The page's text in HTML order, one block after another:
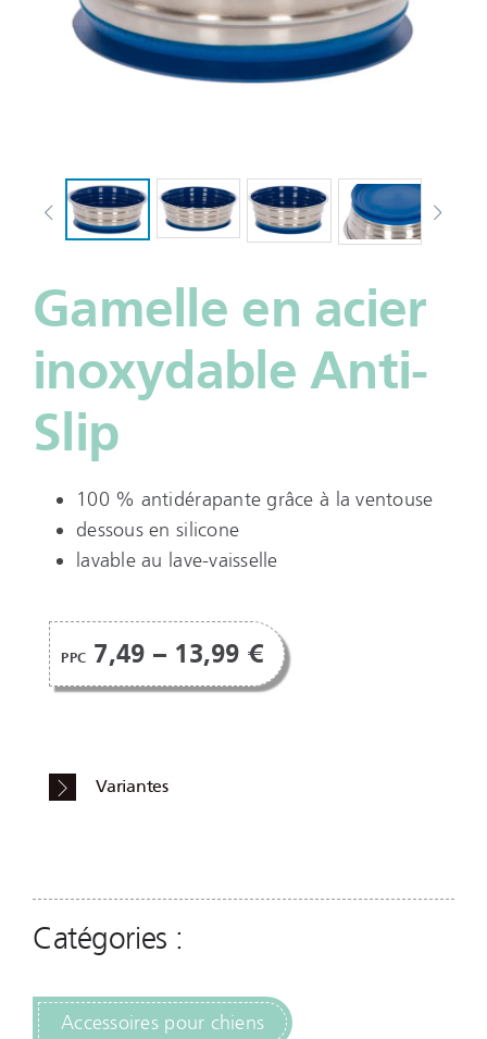
Gamelle en acier
inoxydable Anti-
Slip
100 % antidérapante grâce à la ventouse
dessous en silicone
lavable au lave-vaisselle
PPC 7,49 – 13,99 €
Variantes
Catégories :
Accessoires pour chiens